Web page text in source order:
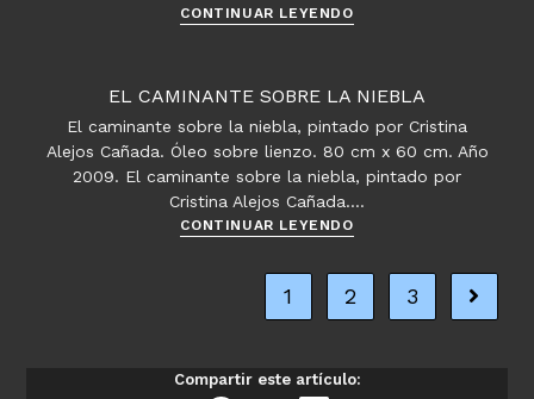
CONTINUAR LEYENDOEl
fantástico
EL CAMINANTE SOBRE LA NIEBLA
El caminante sobre la niebla, pintado por Cristina
Alejos Cañada. Óleo sobre lienzo. 80 cm x 60 cm. Año
2009. El caminante sobre la niebla, pintado por
Cristina Alejos Cañada.…
CONTINUAR LEYENDOEl
sobre
la
niebla
1 2 3 Ir a la
Compartir este artículo: